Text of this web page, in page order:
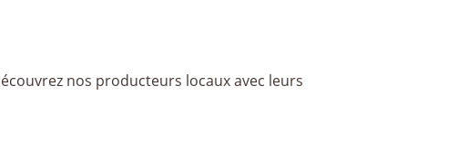
nos producteurs locaux avec leurs